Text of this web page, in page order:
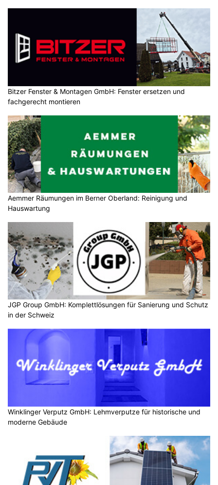
Bitzer Fenster & Montagen GmbH: Fenster ersetzen und
fachgerecht montieren
Aemmer Räumungen im Berner Oberland: Reinigung und
Hauswartung
JGP Group GmbH: Komplettlösungen für Sanierung und Schutz
in der Schweiz
Winklinger Verputz GmbH: Lehmverputze für historische und
moderne Gebäude